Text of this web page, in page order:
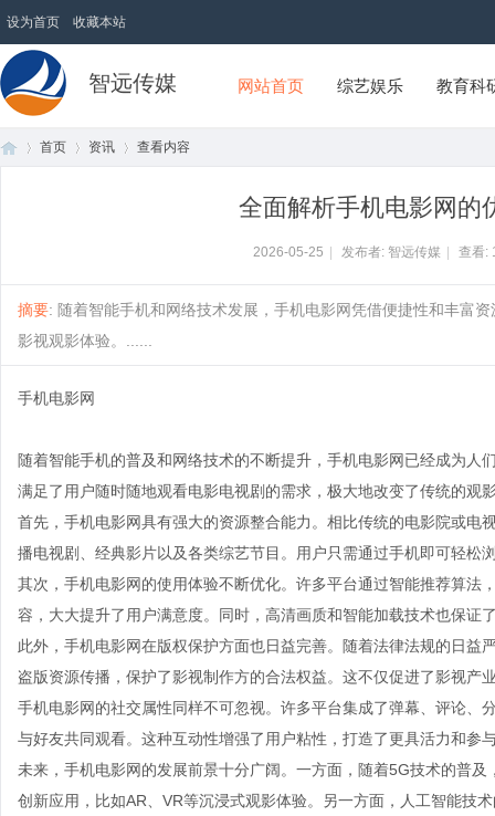
设为首页 收藏本站
智远传媒 网站首页 综艺娱乐 教育科
首页 资讯 查看内容
全面解析手机电影网的
2026-05-25 发布者: 智远传媒 查看:
摘要: 随着智能手机和网络技术发展，手机电影网凭借便捷性和丰富
影视观影体验。......
手机电影网
随着智能手机的普及和网络技术的不断提升，手机电影网已经成为
满足了用户随时随地观看电影电视剧的需求，极大地改变了传统的观
首先，手机电影网具有强大的资源整合能力。相比传统的电影院或电
播电视剧、经典影片以及各类综艺节目。用户只需通过手机即可轻松
其次，手机电影网的使用体验不断优化。许多平台通过智能推荐算法
容，大大提升了用户满意度。同时，高清画质和智能加载技术也保证
此外，手机电影网在版权保护方面也日益完善。随着法律法规的日
盗版资源传播，保护了影视制作方的合法权益。这不仅促进了影视产
手机电影网的社交属性同样不可忽视。许多平台集成了弹幕、评论、
与好友共同观看。这种互动性增强了用户粘性，打造了更具活力和参
未来，手机电影网的发展前景十分广阔。一方面，随着5G技术的普
创新应用，比如AR、VR等沉浸式观影体验。另一方面，人工智能技